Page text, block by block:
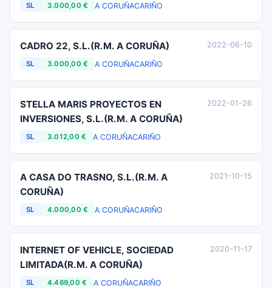
SL 3.000,00 € A CORUÑACARIÑO
CADRO 22, S.L.(R.M. A CORUÑA)
SL 3.000,00 € A CORUÑACARIÑO
2022-06-10
STELLA MARIS PROYECTOS EN
INVERSIONES, S.L.(R.M. A CORUÑA)
SL 3.012,00 € A CORUÑACARIÑO
2022-01-26
A CASA DO TRASNO, S.L.(R.M. A
CORUÑA)
SL 4.000,00 € A CORUÑACARIÑO
2021-10-15
INTERNET OF VEHICLE, SOCIEDAD
LIMITADA(R.M. A CORUÑA)
SL 4.469,00 € A CORUÑACARIÑO
2020-11-17